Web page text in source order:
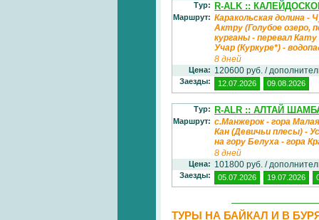
Тур: R-ALK ::
Маршрут: Каракольская долина -
Актру (Голубое озеро,
курганы - перевал
Учар (Куркуре*) -
8 дней
Цена: 120600 руб. /
Заезды: 12.07.2026 09.08.2026
Тур: R-ALR :: АЛТАЙ
Маршрут: с.Манжерок - гора
Кан (Девичьи плесы) -
на гору Белуха - гора
8 дней
Цена: 101800 руб. /
Заезды: 05.07.2026 19.07.2026
ТУРЫ НА БАЙКАЛ И В